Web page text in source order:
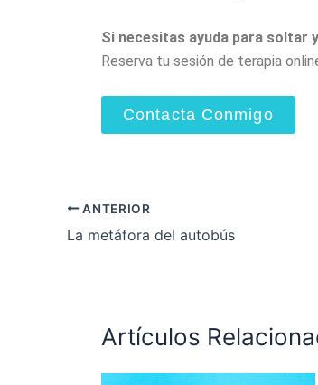
Si necesitas ayuda para soltar
Reserva tu sesión de terapia
Contacta Conmigo
ANTERIOR
La metáfora del autobús
Artículos